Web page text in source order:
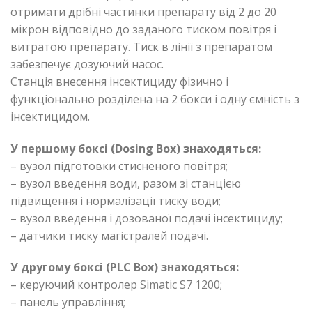
отримати дрібні частинки препарату від 2 до 20
мікрон відповідно до заданого тиском повітря і
витратою препарату. Тиск в лінії з препаратом
забезпечує дозуючий насос.
Станція внесення інсектициду фізично і
функціонально розділена на 2 бокси і одну ємність з
інсектицидом.
У першому боксі (Dosing Box) знаходяться:
– вузол підготовки стисненого повітря;
– вузол введення води, разом зі станцією
підвищення і нормалізації тиску води;
– вузол введення і дозованої подачі інсектициду;
– датчики тиску магістралей подачі.
У другому боксі (PLC Box) знаходяться:
– керуючий контролер Simatic S7 1200;
– панель управління;